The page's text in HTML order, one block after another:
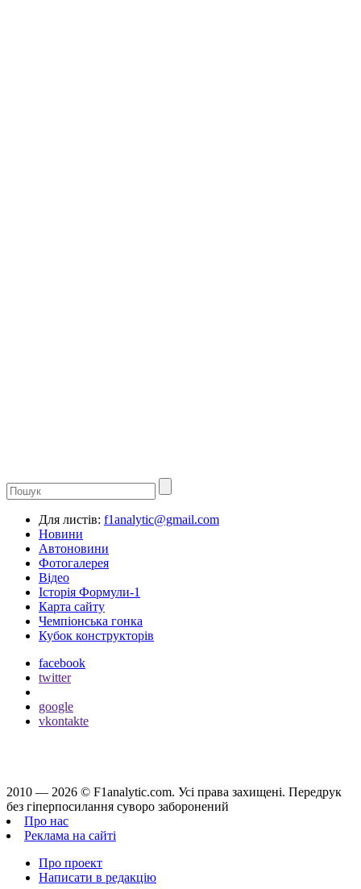
Для листів: f1analytic@gmail.com
Новини
Автоновини
Фотогалерея
Відео
Історія Формули-1
Карта сайту
Чемпіонська гонка
Кубок конструкторів
facebook
twitter
google
vkontakte
2010 — 2026 © F1analytic.com. Усi права захищенi. Передрук
без гіперпосилання суворо заборонений
Про нас
Реклама на сайті
Про проект
Написати в редакцію